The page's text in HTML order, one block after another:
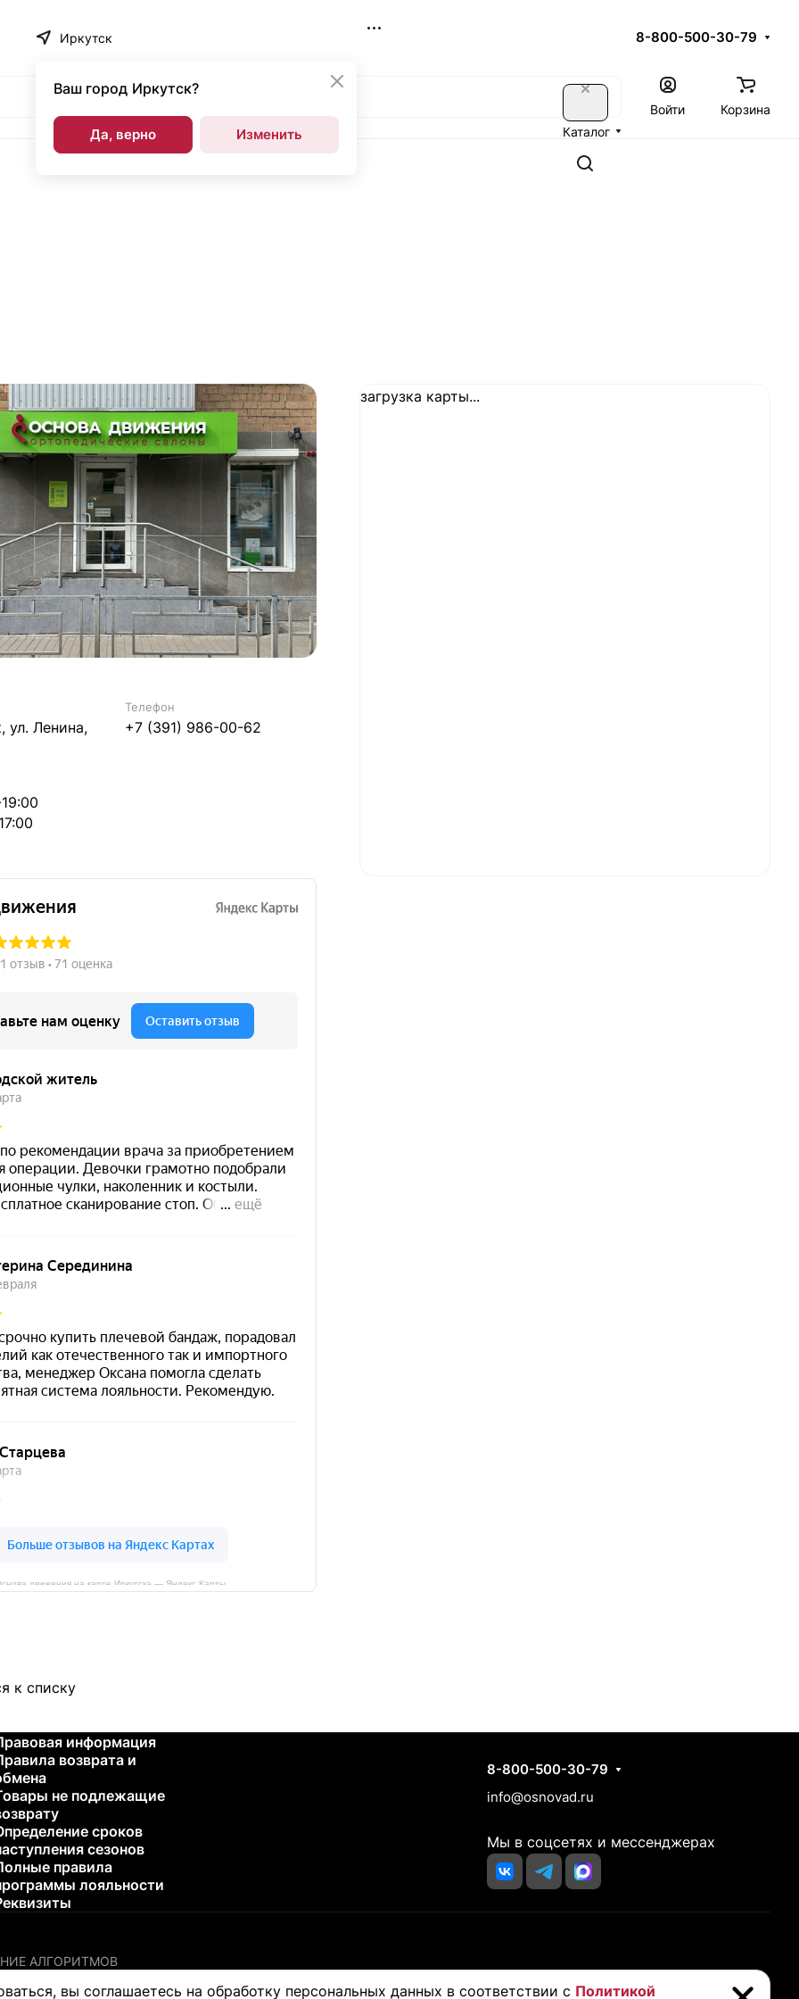
Иркутск
Ваш город Иркутск?
Да, верно Изменить
8-800-500-30-79
Каталог
Войти Корзина
ул. Ленина,
Телефон
+7 (391) 986-00-62
движения на карте Иркутска — Яндекс Карты
загрузка карты...
к списку
информация
возврата и
не подлежащие
сроков
сезонов
правила
лояльности
8-800-500-30-79
info@osnovad.ru
Мы в соцсетях и мессенджерах
АЛГОРИТМОВ
или лечения каких-либо проблем со здоровьем. Пожалуйста, проконсультируйтесь с вашим врачом перед покупкой
вы соглашаетесь на обработку персональных данных в соответствии с Политикой